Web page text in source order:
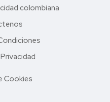
colombiana
Cookies